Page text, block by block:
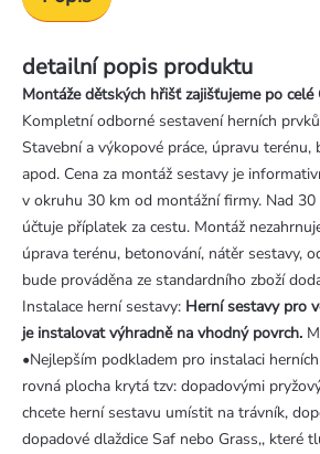
detailní popis produktu
Montáže dětských hřišť zajišťujeme po celé
Kompletní odborné sestavení herních
Stavební a výkopové práce, úpravu terénu,
apod. Cena za montáž sestavy je
v okruhu 30 km od montážní firmy. Nad
účtuje příplatek za cestu. Montáž
úprava terénu, betonování, nátěr sestavy,
bude prováděna ze standardního zboží
Instalace herní sestavy: Herní sestavy pro
je instalovat výhradně na vhodný povrch.
•Nejlepším podkladem pro instalaci
rovná plocha krytá tzv: dopadovými
chcete herní sestavu umístit na trávník,
dopadové dlaždice Saf nebo Grass,, které